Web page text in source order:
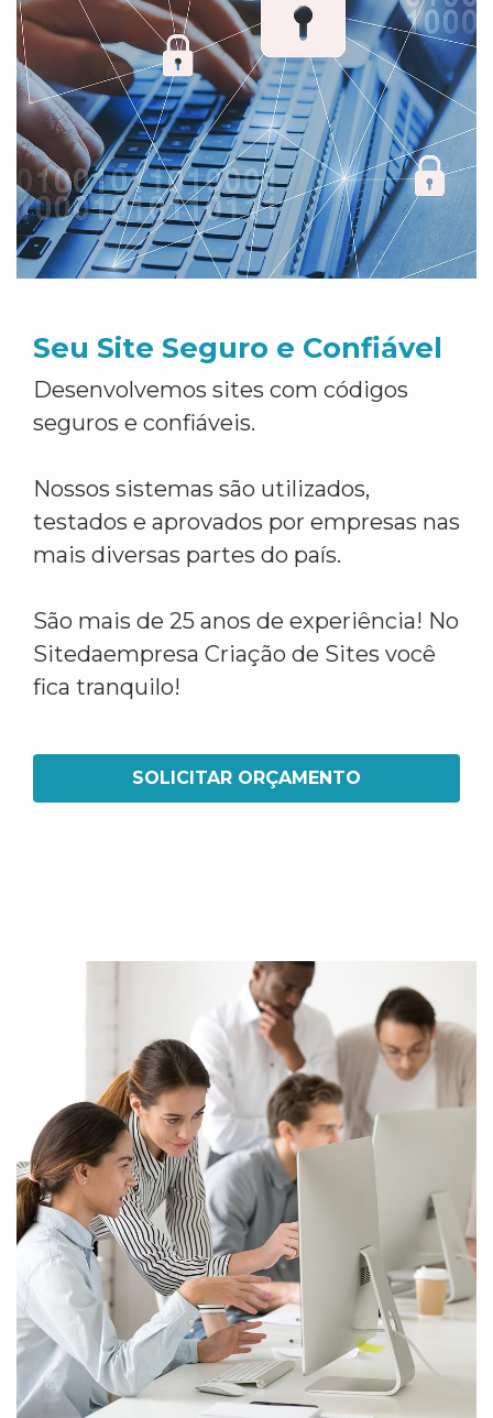
Seu Site Seguro e Confiável
Desenvolvemos sites com códigos
seguros e confiáveis.
Nossos sistemas são utilizados,
testados e aprovados por empresas nas
mais diversas partes do país.
São mais de 25 anos de experiência! No
Sitedaempresa Criação de Sites você
fica tranquilo!
SOLICITAR ORÇAMENTO